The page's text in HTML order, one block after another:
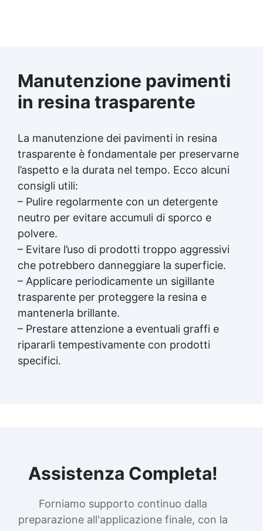
Manutenzione pavimenti
in resina trasparente
La manutenzione dei pavimenti in resina
trasparente è fondamentale per preservarne
l’aspetto e la durata nel tempo. Ecco alcuni
consigli utili:
– Pulire regolarmente con un detergente
neutro per evitare accumuli di sporco e
polvere.
– Evitare l’uso di prodotti troppo aggressivi
che potrebbero danneggiare la superficie.
– Applicare periodicamente un sigillante
trasparente per proteggere la resina e
mantenerla brillante.
– Prestare attenzione a eventuali graffi e
ripararli tempestivamente con prodotti
specifici.
Assistenza Completa!
Forniamo supporto continuo dalla
preparazione all'applicazione finale, con la